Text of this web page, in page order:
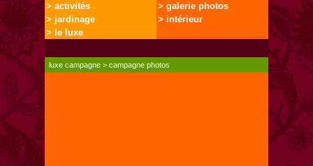
> activités
> jardinage
> le luxe
> galerie photos
> intérieur
luxe campagne >campagne photos